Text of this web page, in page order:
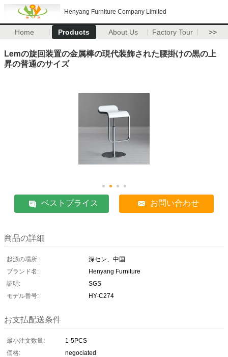
Henyang Furniture Company Limited
Home Products About Us Factory Tour >>
Lemの旋回装置の金属棒の現代装飾された腰掛けの黒の上
昇の普通のサイズ
ベストプライス お問い合わせ
商品の詳細
起源の場所:
深セン、中国
ブランド名:
Henyang Furniture
証明:
SGS
モデル番号:
HY-C274
お支払配送条件
最小注文数量:
1-5PCS
価格:
negociated